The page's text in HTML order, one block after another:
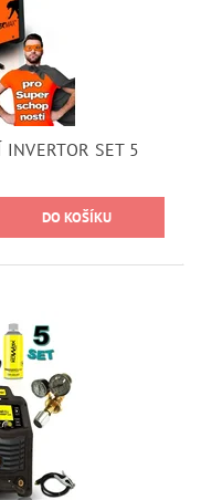
SET 5